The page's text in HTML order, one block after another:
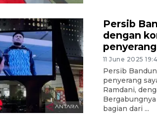
Persib
dengan
penyerang
11 June 2025
Persib
penyerang
Ramdani,
bagian dari ...